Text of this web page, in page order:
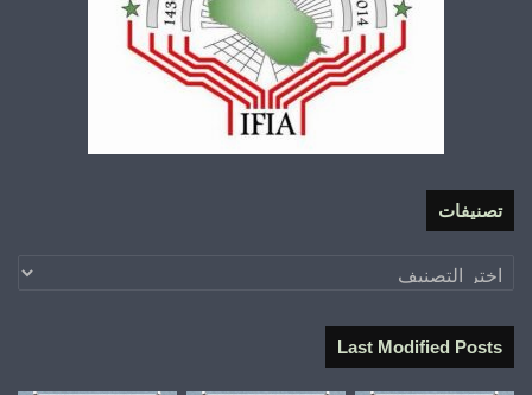
تصنيفات
تصنيفات
Last Modified Posts